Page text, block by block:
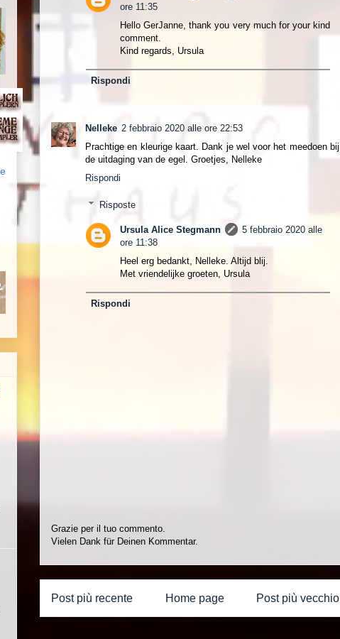
ore 11:35
Hello GerJanne, thank you very much for your kind
comment.
Kind regards, Ursula
Rispondi
Nelleke 2 febbraio 2020 alle ore 22:53
Prachtige en kleurige kaart. Dank je wel voor het meedoen bij
de uitdaging van de egel. Groetjes, Nelleke
Rispondi
Risposte
Ursula Alice Stegmann
5 febbraio 2020 alle
ore 11:38
Heel erg bedankt, Nelleke. Altijd blij.
Met vriendelijke groeten, Ursula
Rispondi
Grazie per il tuo commento.
Vielen Dank für Deinen Kommentar.
Post più recente Post più vecchio
Home page